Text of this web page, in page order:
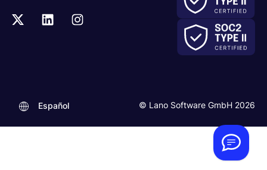
© Lano Software GmbH 2026
Español